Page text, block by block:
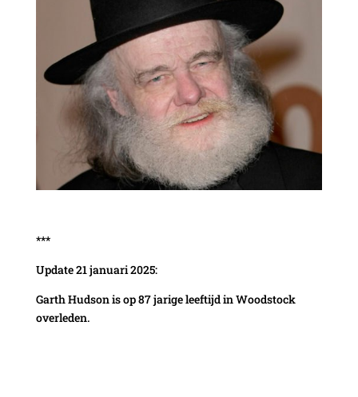
***
Update 21 januari 2025:
Garth Hudson is op 87 jarige leeftijd in Woodstock
overleden.